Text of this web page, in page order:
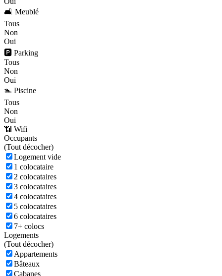
🛋️ Meublé
Tous
Non
Oui
🅿️ Parking
Tous
Non
Oui
🏊 Piscine
Tous
Non
Oui
📶 Wifi
Occupants
(Tout décocher)
Logement vide
1 colocataire
2 colocataires
3 colocataires
4 colocataires
5 colocataires
6 colocataires
7+ colocs
Logements
(Tout décocher)
Appartements
Bâteaux
Cabanes